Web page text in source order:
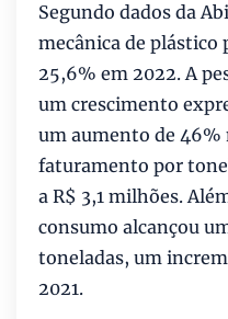
Segundo dados da
mecânica de
25,6% em 2022. A
um crescimento
um aumento de 46%
faturamento por
a R$ 3,1 milhões.
consumo alcançou
toneladas, um
2021.